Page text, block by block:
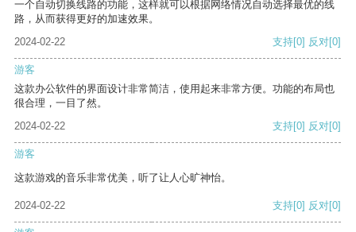
一个自动切换线路的功能，这样就可以根据网络情况自动选择最优的线
路，从而获得更好的加速效果。
2024-02-22
支持[0] 反对[0]
游客
这款办公软件的界面设计非常简洁，使用起来非常方便。功能的布局也
很合理，一目了然。
2024-02-22
支持[0] 反对[0]
游客
这款游戏的音乐非常优美，听了让人心旷神怡。
2024-02-22 支持[0] 反对[0]